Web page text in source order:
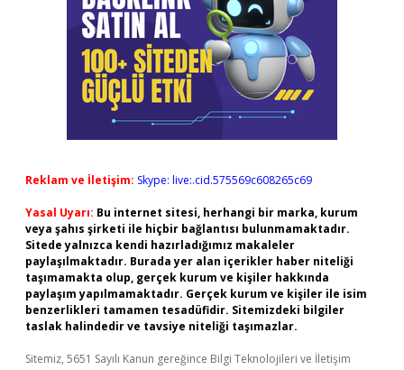
Reklam ve İletişim: Skype: live:.cid.575569c608265c69
Yasal Uyarı: Bu internet sitesi, herhangi bir marka, kurum
veya şahıs şirketi ile hiçbir bağlantısı bulunmamaktadır.
Sitede yalnızca kendi hazırladığımız makaleler
paylaşılmaktadır. Burada yer alan içerikler haber niteliği
taşımamakta olup, gerçek kurum ve kişiler hakkında
paylaşım yapılmamaktadır. Gerçek kurum ve kişiler ile isim
benzerlikleri tamamen tesadüfidir. Sitemizdeki bilgiler
taslak halindedir ve tavsiye niteliği taşımazlar.
Sitemiz, 5651 Sayılı Kanun gereğince Bilgi Teknolojileri ve İletişim